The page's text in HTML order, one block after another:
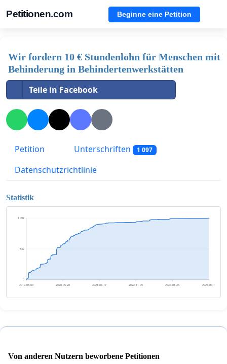
Petitionen.com Beginne eine Petition
Wir fordern 10 € Stundenlohn für Menschen mit
Behinderung in Behindertenwerkstätten
Teile in Facebook
Petition Unterschriften 1 097
Datenschutzrichtlinie
Statistik
0
549
1 097
2019-03-09 2020-05-28 2021-08-17 2022-11-05 2024-01-25 2025-04-15
Von anderen Nutzern beworbene Petitionen